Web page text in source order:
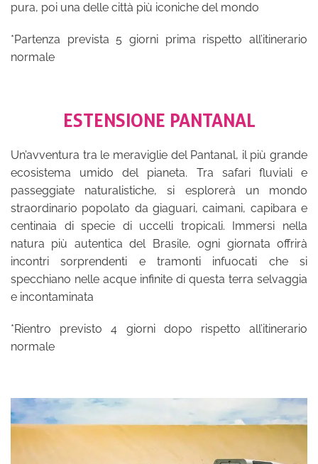
pura, poi una delle città più iconiche del mondo
*Partenza prevista 5 giorni prima rispetto all’itinerario
normale
ESTENSIONE PANTANAL
Un’avventura tra le meraviglie del Pantanal, il più grande
ecosistema umido del pianeta. Tra safari fluviali e
passeggiate naturalistiche, si esplorerà un mondo
straordinario popolato da giaguari, caimani, capibara e
centinaia di specie di uccelli tropicali. Immersi nella
natura più autentica del Brasile, ogni giornata offrirà
incontri sorprendenti e tramonti infuocati che si
specchiano nelle acque infinite di questa terra selvaggia
e incontaminata
*Rientro previsto 4 giorni dopo rispetto all’itinerario
normale